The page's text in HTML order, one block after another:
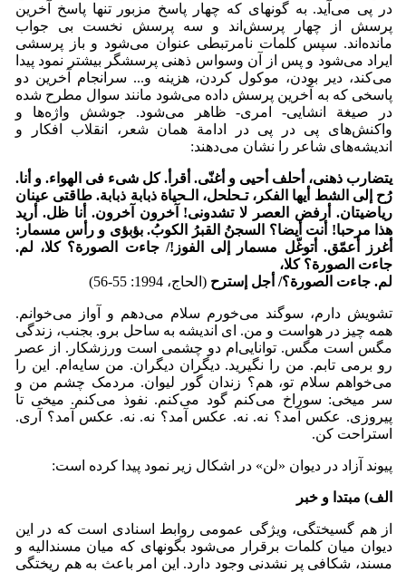
در پی می‌آید. به گونه­ای که چهار پاسخ مزبور تنها پاسخ آخرین
پرسش از چهار پرسش‌اند و سه پرسش نخست بی جواب
مانده‌اند. سپس کلمات نامرتبطی عنوان می‌شود و باز پرسشی
ایراد می‌شود و پس از آن وسواس ذهنی پرسشگر بیشتر نمود پیدا
می‌کند، دیر بودن، موکول کردن، هزینه و... سرانجام آخرین دو
پاسخی که به آخرین پرسش داده می‌شود مانند سوال مطرح شده
در صیغة انشایی- امری- ظاهر می‌شود. جوشش واژه‌ها و
واکنش‌های پی در پی در ادامة همان شعر، انقلاب افکار و
اندیشه‌های شاعر را نشان می‌دهند:
یتضارب ذهنی، أحلف أحیی و أغنّی. أقرأ. کل شیء فی الهواء. و أنا.
رُح إلی الشط أیها الفکر، تـحلحل، الـحیاة ذبابة ذبابة. طاقتی عینان
ریاضیتان. أرفض العصر لا تشدونی! آخرون آخرون. أنا ظل. أرید
هذا مرحبا! أنت أیضا؟ السجنُ القبرُ الکوبُ. بؤبؤی و رأس مسمار:
أغرز أعمّق. أتوغّل مسمار إلی الفوز!/ جاءت الصورة؟ کلا، لم.
جاءت الصورة؟ کلا،
لم. جاءت الصورة؟/ أجل إسترح (الحاج، 1994: 55-56)
تشویش دارم، سوگند می‌خورم سلام می‌دهم و آواز می‌خوانم.
همه چیز در هواست و من. ای اندیشه به ساحل برو. بجنب، زندگی
مگس است مگس. توانایی‌ام دو چشمی است ورزشکار. از عصر
رو برمی تابم. من را نگیرید. دیگران دیگران. من سایه‌ام. این را
می‌خواهم سلام تو، هم؟ زندان گور لیوان. مردمک چشم من و
سر میخی: سوراخ می‌کنم گود می‌کنم. نفوذ می‌کنم. میخی تا
پیروزی. عکس آمد؟ نه. نه. عکس آمد؟ نه. نه. عکس آمد؟ آری.
استراحت کن.
پیوند آزاد در دیوان «لن» در اشکال زیر نمود پیدا کرده است:
الف) مبتدا و خبر
از هم گسیختگی، ویژگی عمومی روابط اسنادی است که در این
دیوان میان کلمات برقرار می‌شود بگونه­ای که میان مسندالیه و
مسند، شکافی پر نشدنی وجود دارد. این امر باعث به هم ریختگی